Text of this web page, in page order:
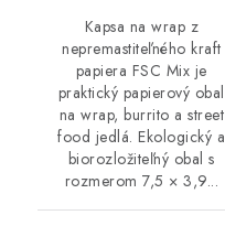
Kapsa na wrap z
nepremastiteľného kraft
papiera FSC Mix je
praktický papierový obal
na wrap, burrito a street
food jedlá. Ekologický a
biorozložiteľný obal s
rozmerom 7,5 × 3,9...